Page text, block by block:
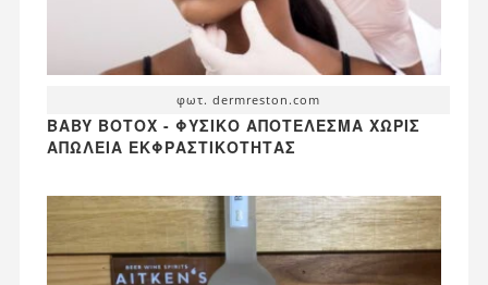
φωτ. dermreston.com
BABY BOTOX - ΦΥΣΙΚΌ ΑΠΟΤΈΛΕΣΜΑ ΧΩΡΊΣ
ΑΠΏΛΕΙΑ ΕΚΦΡΑΣΤΙΚΌΤΗΤΑΣ